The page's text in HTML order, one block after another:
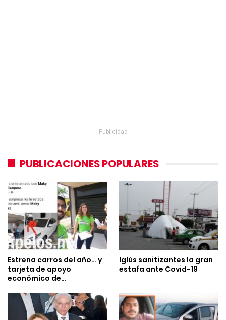
- Publicidad -
PUBLICACIONES POPULARES
Estrena carros del año… y
tarjeta de apoyo
económico de…
Iglús sanitizantes la gran
estafa ante Covid-19